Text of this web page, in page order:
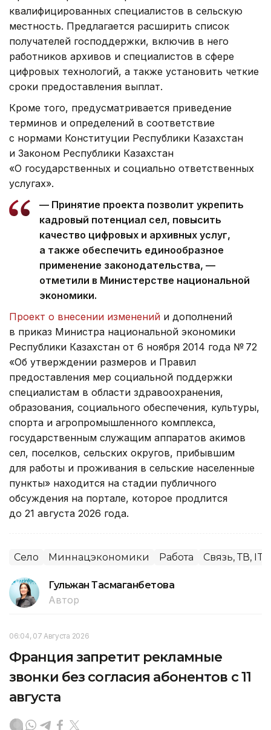
квалифицированных специалистов в сельскую
местность. Предлагается расширить список
получателей господдержки, включив в него
работников архивов и специалистов в сфере
цифровых технологий, а также установить четкие
сроки предоставления выплат.
Кроме того, предусматривается приведение
терминов и определений в соответствие
с нормами Конституции Республики Казахстан
и Законом Республики Казахстан
«О государственных и социально ответственных
услугах».
— Принятие проекта позволит укрепить
кадровый потенциал сел, повысить
качество цифровых и архивных услуг,
а также обеспечить единообразное
применение законодательства, —
отметили в Министерстве национальной
экономики.
Проект о внесении изменений и дополнений
в приказ Министра национальной экономики
Республики Казахстан от 6 ноября 2014 года № 72
«Об утверждении размеров и Правил
предоставления мер социальной поддержки
специалистам в области здравоохранения,
образования, социального обеспечения, культуры,
спорта и агропромышленного комплекса,
государственным служащим аппаратов акимов
сел, поселков, сельских округов, прибывшим
для работы и проживания в сельские населенные
пункты» находится на стадии публичного
обсуждения на портале, которое продлится
до 21 августа 2026 года.
Село Миннацэкономики Работа Связь, ТВ, IT
Гульжан Тасмаганбетова
Автор
06:04, 07 Августа 2026
Франция запретит рекламные
звонки без согласия абонентов с 11
августа